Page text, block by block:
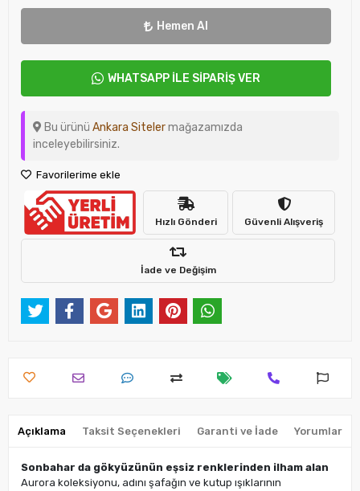
Hemen Al
WHATSAPP İLE SİPARİŞ VER
Bu ürünü Ankara Sitelermağazamızda
inceleyebilirsiniz.
Favorilerime ekle
Hızlı Gönderi Güvenli Alışveriş
İade ve Değişim
Açıklama Taksit Seçenekleri Garanti ve İade Yorumlar
Sonbahar da gökyüzünün eşsiz renklerinden ilham alan
Aurora koleksiyonu, adını şafağın ve kutup ışıklarının